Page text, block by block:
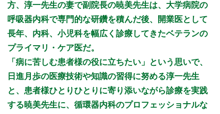
公式HPはこちら
方、淳一先生の妻で副院長の暁美先生は、大学病院の
呼吸器内科で専門的な研鑽を積んだ後、開業医として
長年、内科、小児科を幅広く診療してきたベテランの
プライマリ・ケア医だ。
「病に苦しむ患者様の役に立ちたい」という思いで、
日進月歩の医療技術や知識の習得に努める淳一先生
と、患者様ひとりひとりに寄り添いながら診療を実践
する暁美先生に、循環器内科のプロフェッショナルな